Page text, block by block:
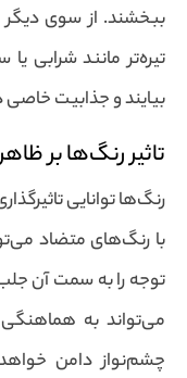
ببخشند. از سوی
تیره‌تر مانند
بیایند و جذابیت خاصی
تاثیر رنگ‌ها بر ظاهر
رنگ‌ها توانایی
با رنگ‌های متضاد
توجه را به سمت آن
می‌تواند به
چشم‌نواز دامن